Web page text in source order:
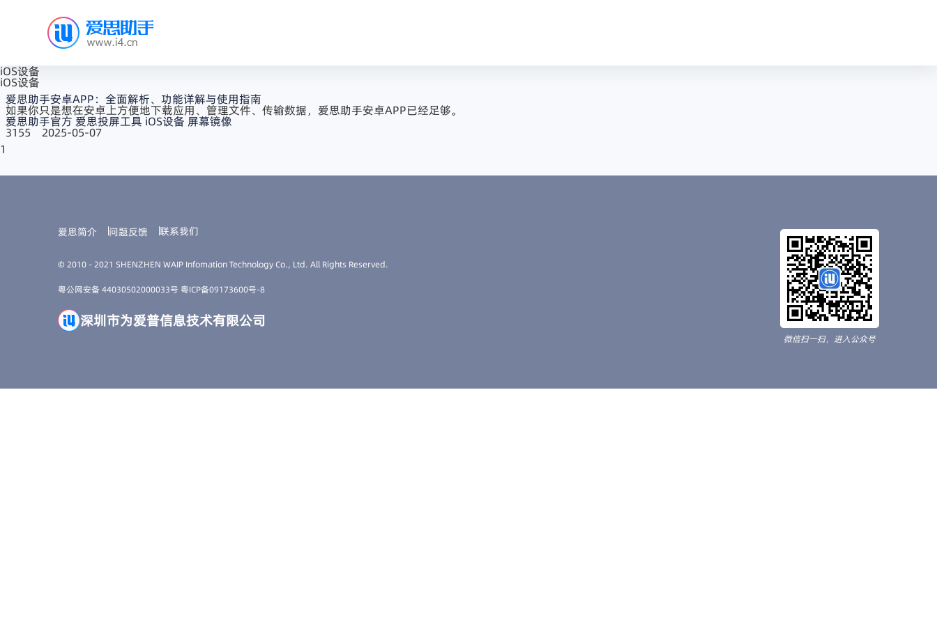
iOS设备
iOS设备
爱思助手安卓APP：全面解析、功能详解与使用指南
如果你只是想在安卓上方便地下载应用、管理文件、传输数据，爱思助手安卓APP已经足够。
爱思助手官方 爱思投屏工具 iOS设备 屏幕镜像
3155 2025-05-07
1
爱思简介 问题反馈 联系我们
© 2010 - 2021 SHENZHEN WAIP Infomation Technology Co., Ltd. All Rights Reserved.
粤公网安备 44030502000033号粤ICP备09173600号-8
深圳市为爱普信息技术有限公司
微信扫一扫，进入公众号